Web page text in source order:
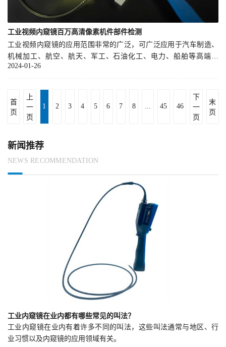
工业视频内窥镜百万高清像素机件部件检测
工业视频内窥镜的应用范围非常的广泛，可广泛应用于汽车制造、
机械加工、航空、航天、军工、石油化工、电力、船舶等高端领
域。微小的内窥镜探头可拥有百万高清像素，对设备内部进行探孔
2024-01-26
首
页
上
一
页
1 2 3 4 5 6 7 8 ... 45 46
下
一
页
末
页
新闻推荐
NEWS RECOMMENDATION
工业内窥镜在业内都有哪些常见的叫法？
工业内窥镜在业内有着许多不同的叫法，这些叫法通常与地区、行
业习惯以及内窥镜的应用领域有关。